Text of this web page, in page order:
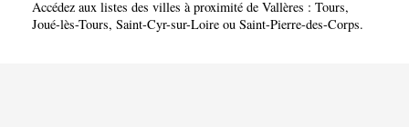
Accédez aux listes des villes à proximité de Vallères : Tours,
Joué-lès-Tours, Saint-Cyr-sur-Loire ou Saint-Pierre-des-Corps.